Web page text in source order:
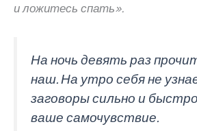
и ложитесь спать».
На ночь девять раз
наш. На утро себя не
заговоры сильно и
ваше самочувствие.